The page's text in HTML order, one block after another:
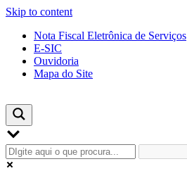
Skip to content
Nota Fiscal Eletrônica de Serviços
E-SIC
Ouvidoria
Mapa do Site